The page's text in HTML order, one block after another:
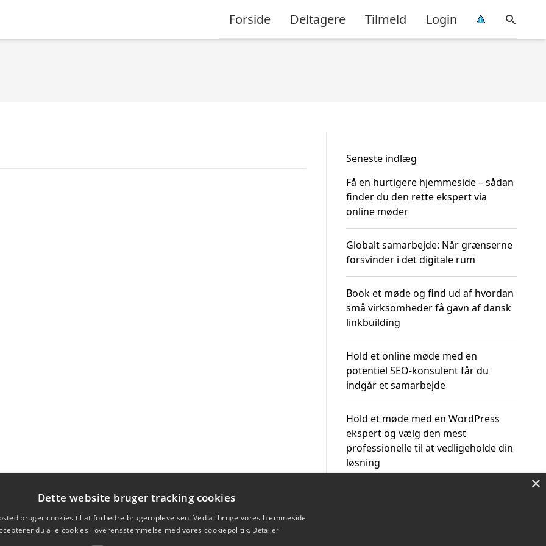
Forside Deltagere Tilmeld Login
Seneste indlæg
Få en hurtigere hjemmeside – sådan
finder du den rette ekspert via
online møder
Globalt samarbejde: Når grænserne
forsvinder i det digitale rum
Book et møde og find ud af hvordan
små virksomheder få gavn af dansk
linkbuilding
Hold et online møde med en
potentiel SEO-konsulent får du
indgår et samarbejde
Hold et møde med en WordPress
ekspert og vælg den mest
professionelle til at vedligeholde din
løsning
×
Dette website bruger tracking cookies
bruger cookies til at forbedre brugeroplevelsen. Ved at bruge vores hjemmeside
du alle cookies i overensstemmelse med vores cookiepolitik. Detaljer